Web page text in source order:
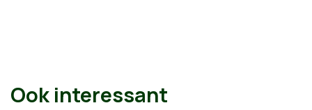
Ook interessant